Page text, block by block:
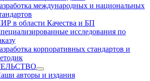
международных и национальных
в области Качества и БП
исследования по
корпоративных стандартов и
авторы и издания